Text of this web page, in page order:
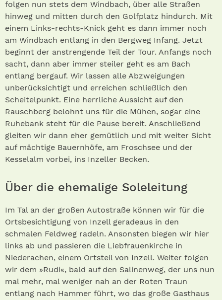
folgen nun stets dem Windbach, über alle Straßen
hinweg und mitten durch den Golfplatz hindurch. Mit
einem Links-rechts-Knick geht es dann immer noch
am Windbach entlang in den Bergweg Infang. Jetzt
beginnt der anstrengende Teil der Tour. Anfangs noch
sacht, dann aber immer steiler geht es am Bach
entlang bergauf. Wir lassen alle Abzweigungen
unberücksichtigt und erreichen schließlich den
Scheitelpunkt. Eine herrliche Aussicht auf den
Rauschberg belohnt uns für die Mühen, sogar eine
Ruhebank steht für die Pause bereit. Anschließend
gleiten wir dann eher gemütlich und mit weiter Sicht
auf mächtige Bauernhöfe, am Froschsee und der
Kesselalm vorbei, ins Inzeller Becken.
Über die ehemalige Soleleitung
Im Tal an der großen Autostraße können wir für die
Ortsbesichtigung von Inzell geradeaus in den
schmalen Feldweg radeln. Ansonsten biegen wir hier
links ab und passieren die Liebfrauenkirche in
Niederachen, einem Ortsteil von Inzell. Weiter folgen
wir dem »Rudi«, bald auf den Salinenweg, der uns nun
mal mehr, mal weniger nah an der Roten Traun
entlang nach Hammer führt, wo das große Gasthaus